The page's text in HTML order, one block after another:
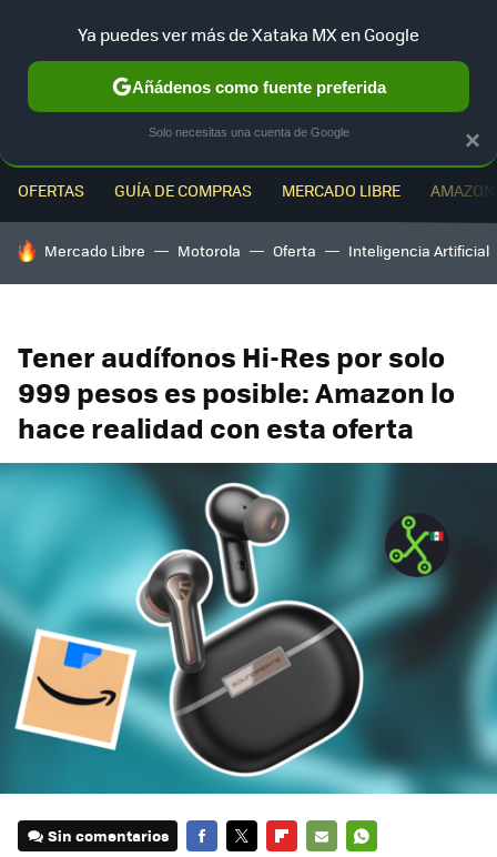
OFERTAS GUÍA DE COMPRAS MERCADO LIBRE
HOY SE HABLA DE
Mercado Libre Motorola Oferta Inteligencia Artificial
Tener audífonos Hi-Res por solo
999 pesos es posible: Amazon lo
hace realidad con esta oferta
Sin comentarios
×
Ya puedes ver más de Xataka MX en Google
Añádenos como fuente preferida
Solo necesitas una cuenta de Google